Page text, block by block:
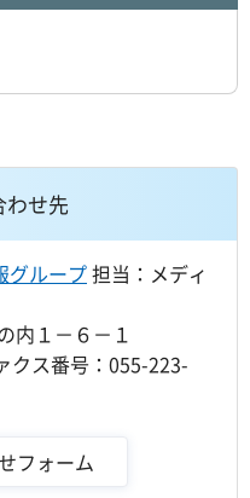
わせ先
グループ担当：メディ
内１－６－１
ス番号：055-223-